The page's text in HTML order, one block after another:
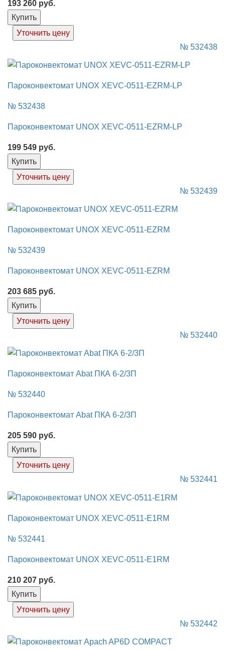
193 260 руб.
Купить
Уточнить цену
№ 532438
Пароконвектомат UNOX XEVC-0511-EZRM-LP
№ 532438
Пароконвектомат UNOX XEVC-0511-EZRM-LP
199 549 руб.
Купить
Уточнить цену
№ 532439
Пароконвектомат UNOX XEVC-0511-EZRM
№ 532439
Пароконвектомат UNOX XEVC-0511-EZRM
203 685 руб.
Купить
Уточнить цену
№ 532440
Пароконвектомат Abat ПКА 6-2/3П
№ 532440
Пароконвектомат Abat ПКА 6-2/3П
205 590 руб.
Купить
Уточнить цену
№ 532441
Пароконвектомат UNOX XEVC-0511-E1RM
№ 532441
Пароконвектомат UNOX XEVC-0511-E1RM
210 207 руб.
Купить
Уточнить цену
№ 532442